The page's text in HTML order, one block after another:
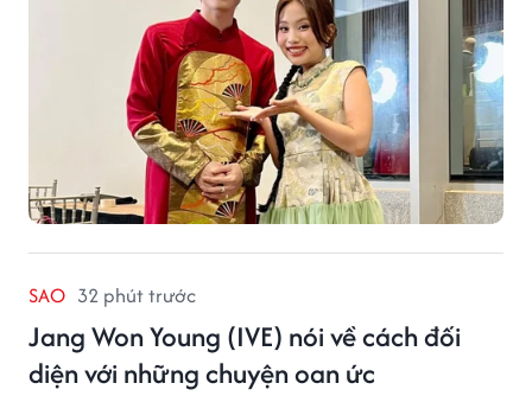
SAO 32 phút trước
Jang Won Young (IVE) nói về cách đối
diện với những chuyện oan ức